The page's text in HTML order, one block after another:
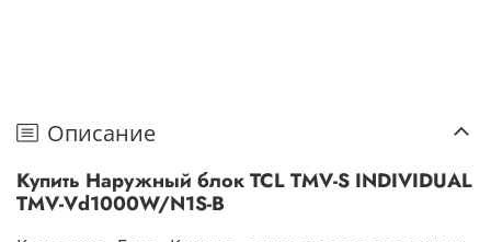
Описание
Купить Наружный блок TCL TMV-S INDIVIDUAL
TMV-Vd1000W/N1S-B